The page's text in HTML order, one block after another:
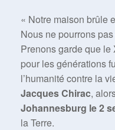
« Notre maison brûle
Nous ne pourrons
Prenons garde que le
pour les générations
l’humanité contre la
Jacques Chirac,
Johannesburg le 2
la Terre.